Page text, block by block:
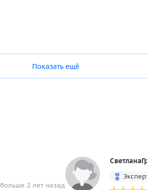
Показать ещё
больше 2 лет назад